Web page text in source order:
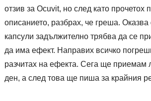
отзив за Ocuvit, но след като прочетох
описанието, разбрах, че греша. Оказва
капсули задължително трябва да се
да има ефект. Направих всичко
разчитах на ефекта. Сега ще приемам
ден, а след това ще пиша за крайния